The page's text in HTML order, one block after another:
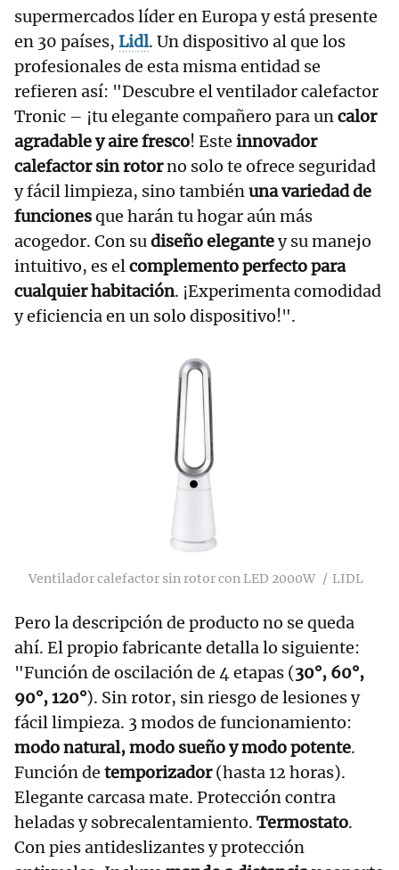
supermercados líder en Europa y está presente
en 30 países, Lidl. Un dispositivo al que los
profesionales de esta misma entidad se
refieren así: "Descubre el ventilador calefactor
Tronic – ¡tu elegante compañero para uncalor
agradable y aire fresco! Este innovador
calefactor sin rotorno solo te ofrece seguridad
y fácil limpieza, sino tambiénuna variedad de
funcionesque harán tu hogar aún más
acogedor. Con sudiseño elegantey su manejo
intuitivo, es elcomplemento perfecto para
cualquier habitación. ¡Experimenta comodidad
y eficiencia en un solo dispositivo!".
Ventilador calefactor sin rotor con LED 2000W LIDL
Pero la descripción de producto no se queda
ahí. El propio fabricante detalla lo siguiente:
"Función de oscilación de 4 etapas (30°, 60°,
90°, 120°). Sin rotor, sin riesgo de lesiones y
fácil limpieza. 3 modos de funcionamiento:
modo natural, modo sueño y modo potente.
Función de temporizador(hasta 12 horas).
Elegante carcasa mate. Protección contra
heladas y sobrecalentamiento. Termostato.
Con pies antideslizantes y protección